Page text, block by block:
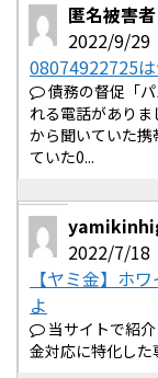
匿名被害者
2022/9/29
08074922725
債務の督促「
れる電話があり
から聞いていた
ていた0...
2022/7/18
【ヤミ金】ホ
よ
当サイトで紹
金対応に特化した